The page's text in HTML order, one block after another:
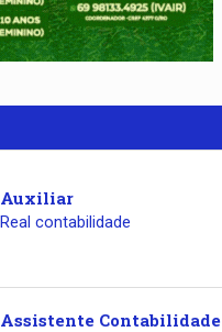
Auxiliar
Real contabilidade
Assistente Contabilidade